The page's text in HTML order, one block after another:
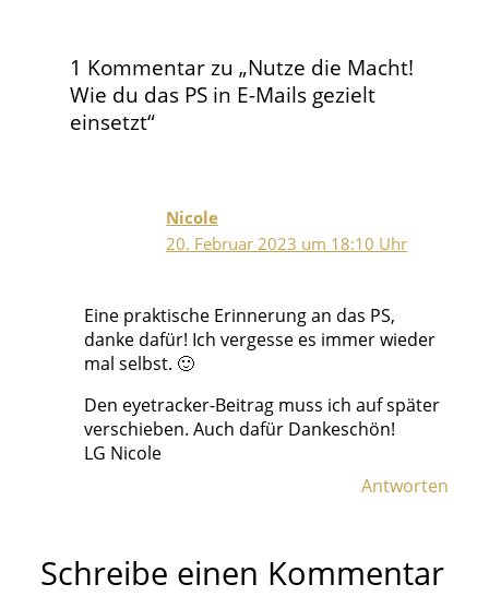
1 Kommentar zu „Nutze die Macht!
Wie du das PS in E-Mails gezielt
einsetzt“
Nicole
20. Februar 2023 um 18:10 Uhr
Eine praktische Erinnerung an das PS,
danke dafür! Ich vergesse es immer wieder
mal selbst. 🙂
Den eyetracker-Beitrag muss ich auf später
verschieben. Auch dafür Dankeschön!
LG Nicole
Antworten
Schreibe einen Kommentar